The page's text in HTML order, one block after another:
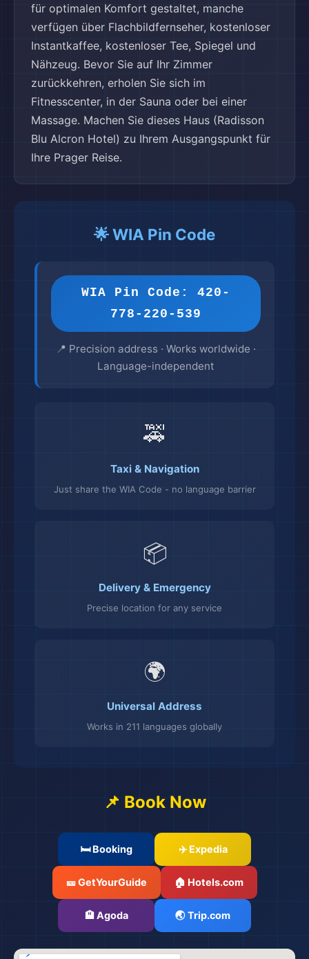
für optimalen Komfort gestaltet, manche
verfügen über Flachbildfernseher, kostenloser
Instantkaffee, kostenloser Tee, Spiegel und
Nähzeug. Bevor Sie auf Ihr Zimmer
zurückkehren, erholen Sie sich im
Fitnesscenter, in der Sauna oder bei einer
Massage. Machen Sie dieses Haus (Radisson
Blu Alcron Hotel) zu Ihrem Ausgangspunkt für
Ihre Prager Reise.
🌟 WIA Pin Code
WIA Pin Code: 420-
778-220-539
📍 Precision address · Works worldwide ·
Language-independent
🚕
Taxi & Navigation
Just share the WIA Code - no language barrier
📦
Delivery & Emergency
Precise location for any service
🌍
Universal Address
Works in 211 languages globally
📌 Book Now
🛏️ Booking ✈️ Expedia
🎫 GetYourGuide 🏠 Hotels.com
🏨 Agoda 🌏 Trip.com